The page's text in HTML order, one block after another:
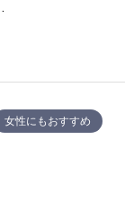
女性にもおすすめ